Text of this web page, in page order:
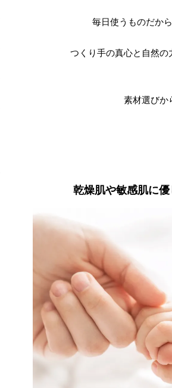
毎日使うものだか
つくり手の真心と自然の
素材選びか
乾燥肌や敏感肌に優